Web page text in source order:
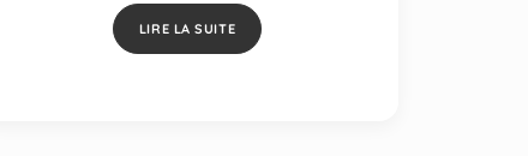
LIRE LA SUITE